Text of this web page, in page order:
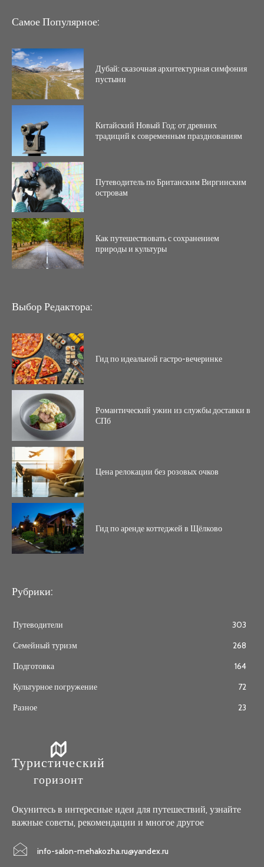
Самое Популярное:
Дубай: сказочная архитектурная симфония
пустыни
Китайский Новый Год: от древних
традиций к современным празднованиям
Путеводитель по Британским Виргинским
островам
Как путешествовать с сохранением
природы и культуры
Выбор Редактора:
Гид по идеальной гастро-вечеринке
Романтический ужин из службы доставки в
СПб
Цена релокации без розовых очков
Гид по аренде коттеджей в Щёлково
Рубрики:
Путеводители
303
Семейный туризм
268
Подготовка
164
Культурное погружение
72
Разное
23
Туристический
горизонт
Окунитесь в интересные идеи для путешествий, узнайте
важные советы, рекомендации и многое другое
info-salon-mehakozha.ru@yandex.ru